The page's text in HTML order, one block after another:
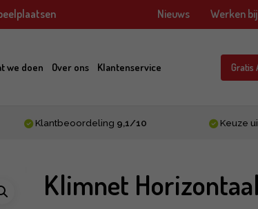
Nieuws Werken bij
we doen Over ons Klantenservice Gratis
Klantbeoordeling 9,1/10 Keuze
Klimnet